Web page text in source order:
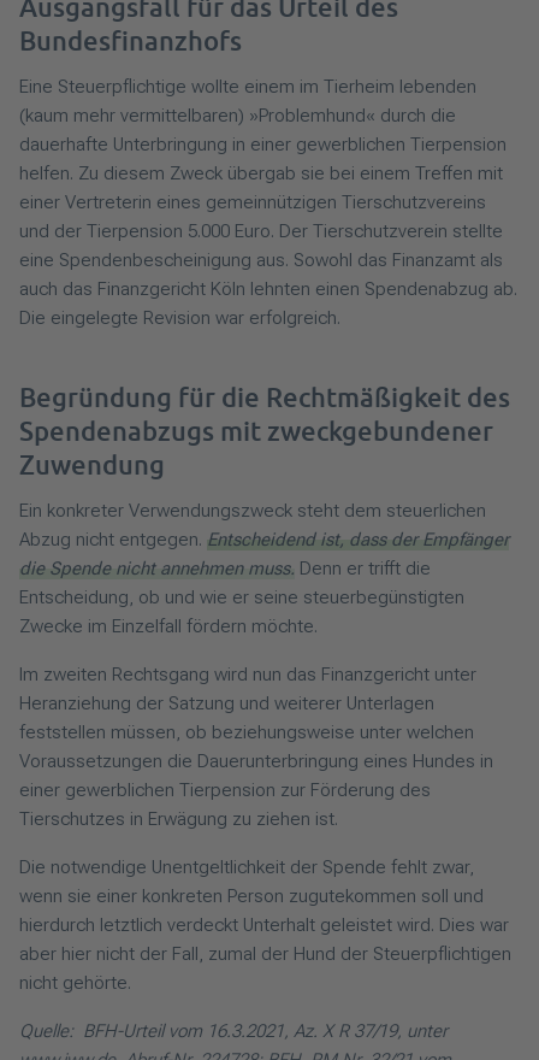
Bundesfinanzhofs
Eine Steuerpflichtige wollte einem im Tierheim lebenden
(kaum mehr vermittelbaren) »Problemhund« durch die
dauerhafte Unterbringung in einer gewerblichen Tierpension
helfen. Zu diesem Zweck übergab sie bei einem Treffen mit
einer Vertreterin eines gemeinnützigen Tierschutzvereins
und der Tierpension 5.000 Euro. Der Tierschutzverein stellte
eine Spendenbescheinigung aus. Sowohl das Finanzamt als
auch das Finanzgericht Köln lehnten einen Spendenabzug ab.
Die eingelegte Revision war erfolgreich.
Begründung für die Rechtmäßigkeit des
Spendenabzugs mit zweckgebundener
Zuwendung
Ein konkreter Verwendungszweck steht dem steuerlichen
Abzug nicht entgegen. Entscheidend ist, dass der Empfänger
die Spende nicht annehmen muss. Denn er trifft die
Entscheidung, ob und wie er seine steuerbegünstigten
Zwecke im Einzelfall fördern möchte.
Im zweiten Rechtsgang wird nun das Finanzgericht unter
Heranziehung der Satzung und weiterer Unterlagen
feststellen müssen, ob beziehungsweise unter welchen
Voraussetzungen die Dauerunterbringung eines Hundes in
einer gewerblichen Tierpension zur Förderung des
Tierschutzes in Erwägung zu ziehen ist.
Die notwendige Unentgeltlichkeit der Spende fehlt zwar,
wenn sie einer konkreten Person zugutekommen soll und
hierdurch letztlich verdeckt Unterhalt geleistet wird. Dies war
aber hier nicht der Fall, zumal der Hund der Steuerpflichtigen
nicht gehörte.
Quelle: BFH-Urteil vom 16.3.2021, Az. X R 37/19, unter